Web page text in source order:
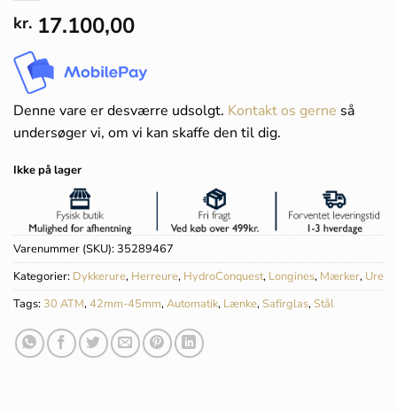
kr. 17.100,00
Denne vare er desværre udsolgt. Kontakt os gerne så
undersøger vi, om vi kan skaffe den til dig.
Ikke på lager
Varenummer (SKU):35289467
Kategorier: Dykkerure, Herreure, HydroConquest, Longines, Mærker, Ure
Tags: 30 ATM,42mm-45mm,Automatik, Lænke, Safirglas, Stål